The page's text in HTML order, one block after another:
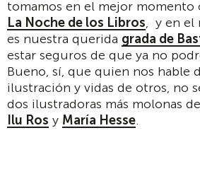
tomamos en el mejor momento
La Noche de los Libros, y en el
es nuestra querida grada de
estar seguros de que ya no
Bueno, sí, que quien nos hable
ilustración y vidas de otros, no
dos ilustradoras más molonas
Ilu Ros y María Hesse.